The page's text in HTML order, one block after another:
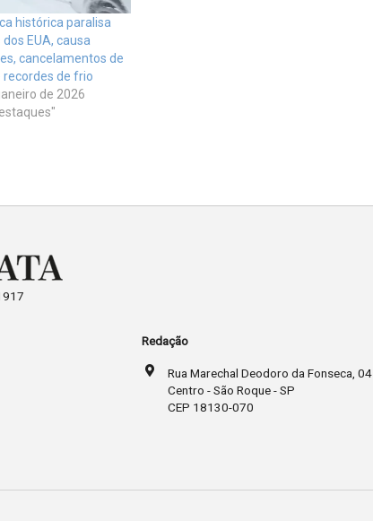
histórica paralisa
EUA, causa
cancelamentos de
recordes de frio
de 2026
Redação
Rua Marechal Deodoro da Fonseca, 04
Centro - São Roque - SP
CEP 18130-070